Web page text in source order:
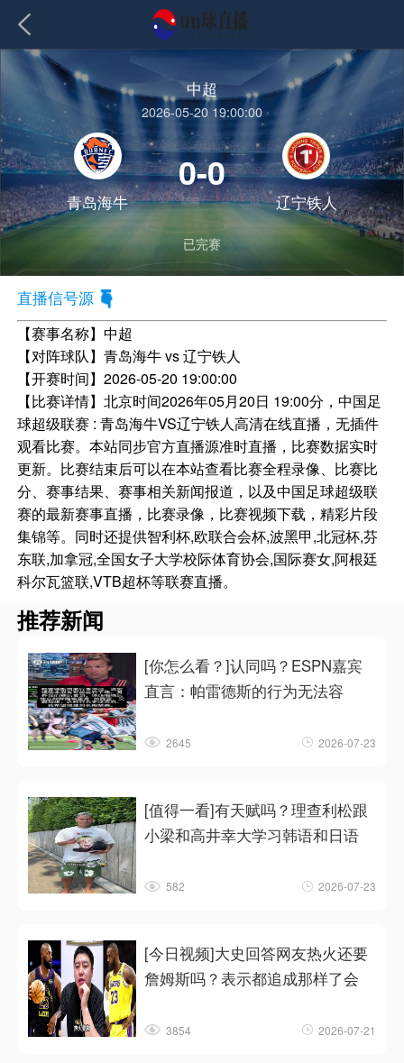
中超
2026-05-20 19:00:00
青岛海牛
0-0
辽宁铁人
已完赛
直播信号源
【赛事名称】中超
【对阵球队】青岛海牛 vs 辽宁铁人
【开赛时间】2026-05-20 19:00:00
【比赛详情】北京时间2026年05月20日 19:00分，中国足
球超级联赛 : 青岛海牛VS辽宁铁人高清在线直播，无插件
观看比赛。本站同步官方直播源准时直播，比赛数据实时
更新。比赛结束后可以在本站查看比赛全程录像、比赛比
分、赛事结果、赛事相关新闻报道，以及中国足球超级联
赛的最新赛事直播，比赛录像，比赛视频下载，精彩片段
集锦等。同时还提供智利杯,欧联合会杯,波黑甲,北冠杯,芬
东联,加拿冠,全国女子大学校际体育协会,国际赛女,阿根廷
科尔瓦篮联,VTB超杯等联赛直播。
推荐新闻
[你怎么看？]认同吗？ESPN嘉宾
直言：帕雷德斯的行为无法容
2645 2026-07-23
[值得一看]有天赋吗？理查利松跟
小梁和高井幸大学习韩语和日语
582 2026-07-23
[今日视频]大史回答网友热火还要
詹姆斯吗？表示都追成那样了会
3854 2026-07-21